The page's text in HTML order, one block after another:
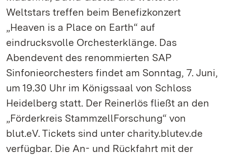
Weltstars treffen beim Benefizkonzert
„Heaven is a Place on Earth“ auf
eindrucksvolle Orchesterklänge. Das
Abendevent des renommierten SAP
Sinfonieorchesters findet am Sonntag, 7. Juni,
um 19.30 Uhr im Königssaal von Schloss
Heidelberg statt. Der Reinerlös fließt an den
„Förderkreis StammzellForschung“ von
blut.eV. Tickets sind unter charity.blutev.de
verfügbar. Die An- und Rückfahrt mit der